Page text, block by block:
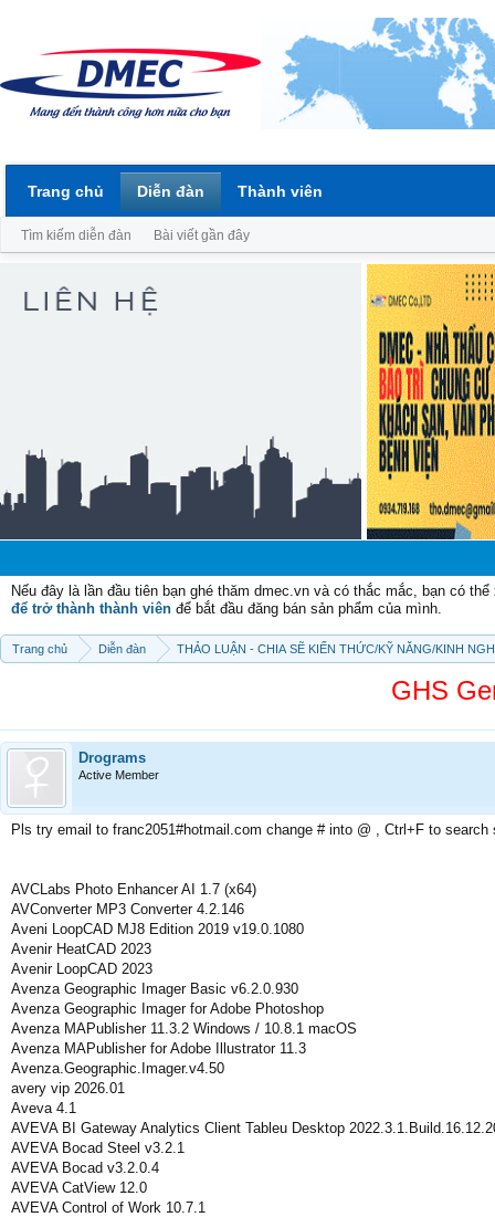
Nếu đây là lần đầu tiên bạn ghé thăm dmec.vn và có thắc mắc, bạn có
để trở thành thành viên để bắt đầu đăng bán sản phẩm của mình.
Trang chủ Diễn đàn THẢO LUẬN - CHIA SẼ KIẾN THỨC/KỸ NĂNG/KINH
GHS
Drograms
Active Member
Pls try email to franc2051#hotmail.com change # into @ , Ctrl+F to search
AVCLabs Photo Enhancer AI 1.7 (x64)
AVConverter MP3 Converter 4.2.146
Aveni LoopCAD MJ8 Edition 2019 v19.0.1080
Avenir HeatCAD 2023
Avenir LoopCAD 2023
Avenza Geographic Imager Basic v6.2.0.930
Avenza Geographic Imager for Adobe Photoshop
Avenza MAPublisher 11.3.2 Windows / 10.8.1 macOS
Avenza MAPublisher for Adobe Illustrator 11.3
Avenza.Geographic.Imager.v4.50
avery vip 2026.01
Aveva 4.1
AVEVA BI Gateway Analytics Client Tableu Desktop
AVEVA Bocad Steel v3.2.1
AVEVA Bocad v3.2.0.4
AVEVA CatView 12.0
AVEVA Control of Work 10.7.1
Trang chủ Diễn đàn
Tìm kiếm diễn đàn Bài viết gần đây
Thành viên